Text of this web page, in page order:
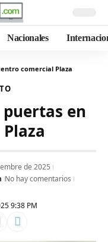
Nacionales
comercial Plaza
en
9:38 PM
de 2025
No hay comentarios